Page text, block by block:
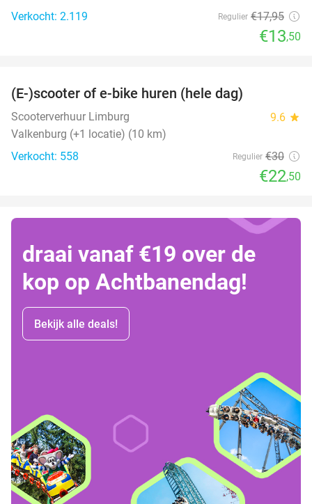
Verkocht: 2.119
Regulier €17,95
€13,50
(E-)scooter of e-bike huren (hele dag)
Scooterverhuur Limburg 9.6 star
Valkenburg (+1 locatie) (10 km)
Verkocht: 558
Regulier €30
€22,50
draai vanaf €19 over de
kop op Achtbanendag!
Bekijk alle deals!